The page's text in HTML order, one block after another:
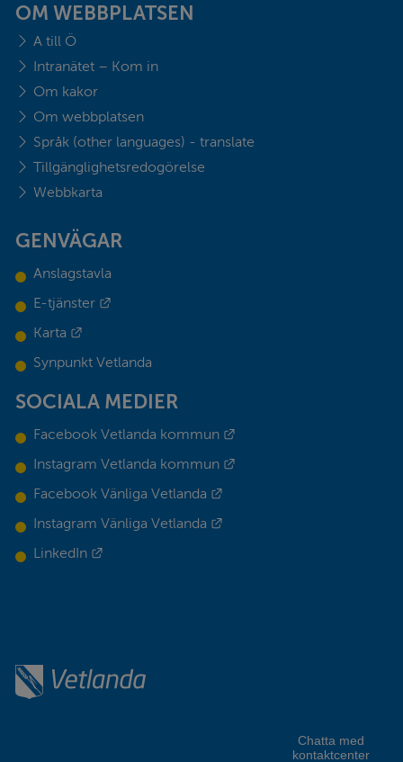
OM WEBBPLATSEN
A till Ö
Intranätet – Kom in
Om kakor
Om webbplatsen
Språk (other languages) - translate
Tillgänglighetsredogörelse
Webbkarta
GENVÄGAR
Anslagstavla
E-tjänster
Karta
Synpunkt Vetlanda
SOCIALA MEDIER
Facebook Vetlanda kommun
Instagram Vetlanda kommun
Facebook Vänliga Vetlanda
Instagram Vänliga Vetlanda
LinkedIn